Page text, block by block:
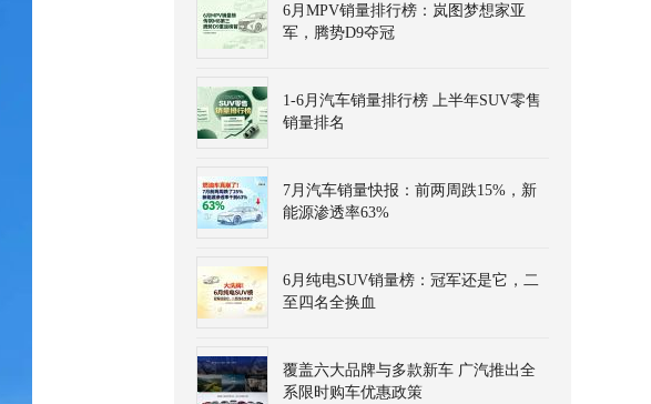
6月MPV销量排行榜：岚图梦想家亚
军，腾势D9夺冠
1-6月汽车销量排行榜 上半年SUV零售
销量排名
7月汽车销量快报：前两周跌15%，新
能源渗透率63%
6月纯电SUV销量榜：冠军还是它，二
至四名全换血
覆盖六大品牌与多款新车 广汽推出全
系限时购车优惠政策